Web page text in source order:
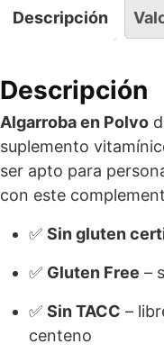
Descripción
Descripción
Algarroba en Polvo
suplemento
ser apto para
con este
✅ Sin gluten
✅ Gluten Free –
✅ Sin TACC –
centeno